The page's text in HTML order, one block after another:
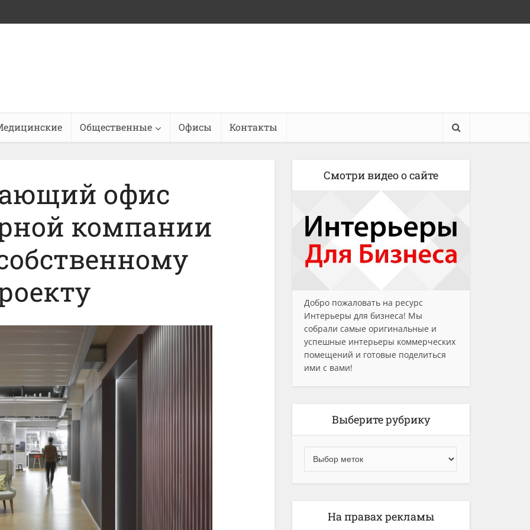
Общественные Офисы Контакты
офис
компании
Смотри видео о сайте
Добро пожаловать на ресурс
Интерьеры для бизнеса! Мы
собрали самые оригинальные и
успешные интерьеры коммерческих
помещений и готовые поделиться
ими с вами!
Выберите рубрику
На правах рекламы